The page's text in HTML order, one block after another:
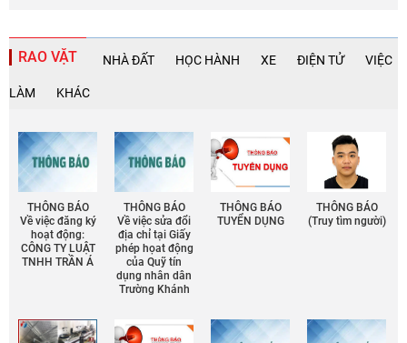
RAO VẶT NHÀ ĐẤT HỌC HÀNH XE ĐIỆN TỬ VIỆC
LÀM KHÁC
THÔNG BÁO
Về việc đăng ký
hoạt động:
CÔNG TY LUẬT
TNHH TRẦN Á
THÔNG BÁO
Về việc sửa đổi
địa chỉ tại Giấy
phép họat động
của Quỹ tín
dụng nhân dân
Trường Khánh
THÔNG BÁO
TUYỂN DỤNG
THÔNG BÁO
(Truy tìm người)